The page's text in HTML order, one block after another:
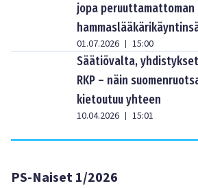
jopa peruuttamattoman
01.07.2026 | 15:00
Säätiövalta,
RKP – näin
kietoutuu yhteen
10.04.2026 | 15:01
PS-Naiset 1/2026